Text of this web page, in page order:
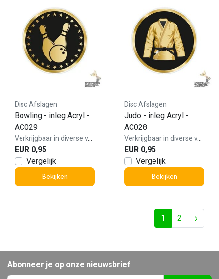
Disc Afslagen
Bowling - inleg Acryl -
AC029
EUR 0,95
Vergelijk
Bekijken
Disc Afslagen
Judo - inleg Acryl -
AC028
EUR 0,95
Vergelijk
Bekijken
1 2
Abonneer je op onze nieuwsbrief